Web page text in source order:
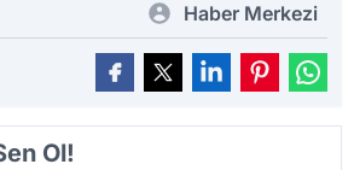
Haber Merkezi
Ol!